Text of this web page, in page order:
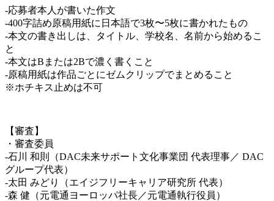
-応募者本人が書いた作文
-400字詰め原稿用紙に日本語で3枚〜5枚に書かれたもの
-本文の書き出しは、タイトル、学校名、名前から始めるこ
と
-本文はBまたは2Bで濃く書くこと
-原稿用紙は作品ごとにゼムクリップでまとめること
※ホチキス止めは不可
【審査】
・審査委員
-石川 和則（DAC未来サポート文化事業団 代表理事／ DAC
グループ代表）
-太田 みどり（エイジフリーキャリア研究所 代表）
-森 健（元電通ヨーロッパ社長／元電通執行役員）